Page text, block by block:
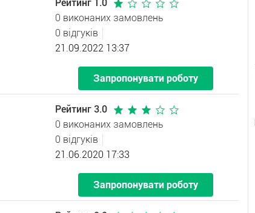
Рейтинг 1.0
0 виконаних замовлень
0 відгуків
21.09.2022 13:37
Запропонувати роботу
Рейтинг 3.0
0 виконаних замовлень
0 відгуків
21.06.2020 17:33
Запропонувати роботу